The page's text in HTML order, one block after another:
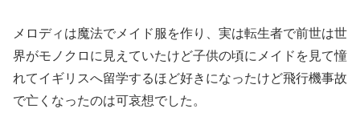
メロディは魔法でメイド服を作り、実は転生者で前世は世
界がモノクロに見えていたけど子供の頃にメイドを見て憧
れてイギリスへ留学するほど好きになったけど飛行機事故
で亡くなったのは可哀想でした。